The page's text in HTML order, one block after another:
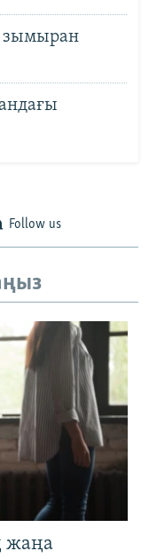
зымыран
Follow us
жаңа